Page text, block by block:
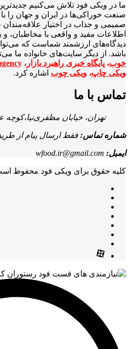
ما در ویکی‌ فود تلاش می‌کنیم
صنعت خوراکی‌ها در ایران و جهان را
صمیمی و جذاب در اختیار علاقه‌مندان
اطلاعات مفید و واقعی با مخاطبان، و
دیدگاه‌های ارزشمند شماست که
باشد. از دیگر سایت‌های خانواده ما
خوب، پایگاه خبری راهبرد بازار ،
ویکی چاپ، ویکی چوب اشاره کرد.
تماس با ما
تهران، خیابان مظفری‌نیا،کوچه
شماره تماس: فقط ارسال پیام از طریق
ایمیل: wfood.ir@gmail.com
کلیه حقوق برای ویکی فود محفوظ